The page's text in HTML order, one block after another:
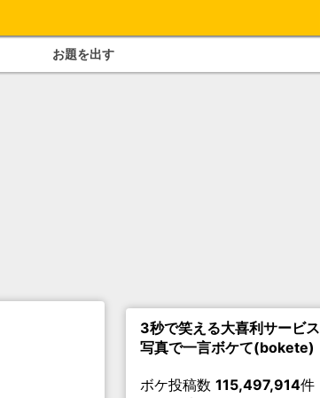
お題を出す
3秒で笑える大喜利サービス
写真で一言ボケて(bokete)
ボケ投稿数 115,497,914件